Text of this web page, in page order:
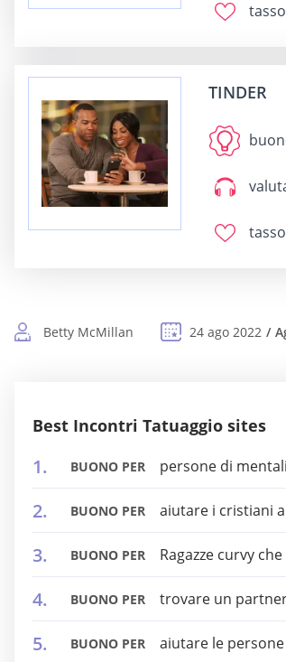
TINDER
Betty McMillan 24 ago 2022
Best Incontri Tatuaggio sites
BUONO PER persone di
BUONO PER aiutare i cristiani
BUONO PER Ragazze curvy
BUONO PER trovare un
BUONO PER aiutare le